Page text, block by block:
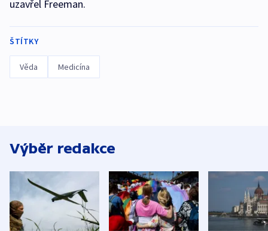
uzavřel Freeman.
ŠTÍTKY
Věda Medicína
Výběr redakce